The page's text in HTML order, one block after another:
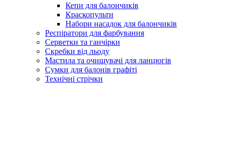
Кепи для балончиків
Краскопульти
Набори насадок для балончиків
Респіратори для фарбування
Серветки та ганчірки
Скребки від льоду
Мастила та очищувачі для ланцюгів
Сумки для балонів графіті
Технічні стрічки